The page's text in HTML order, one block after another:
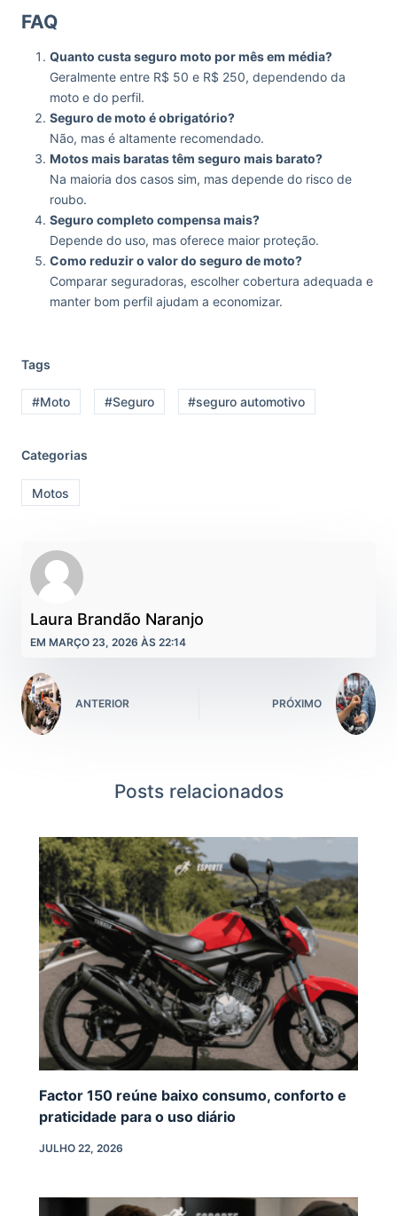
FAQ
Quanto custa seguro moto por mês em média?
Geralmente entre R$ 50 e R$ 250, dependendo da
moto e do perfil.
Seguro de moto é obrigatório?
Não, mas é altamente recomendado.
Motos mais baratas têm seguro mais barato?
Na maioria dos casos sim, mas depende do risco de
roubo.
Seguro completo compensa mais?
Depende do uso, mas oferece maior proteção.
Como reduzir o valor do seguro de moto?
Comparar seguradoras, escolher cobertura adequada e
manter bom perfil ajudam a economizar.
Tags
#Moto #Seguro #seguro automotivo
Categorias
Motos
Laura Brandão Naranjo
EM MARÇO 23, 2026 ÀS 22:14
ANTERIOR PRÓXIMO
Posts relacionados
Factor 150 reúne baixo consumo, conforto e
praticidade para o uso diário
JULHO 22, 2026